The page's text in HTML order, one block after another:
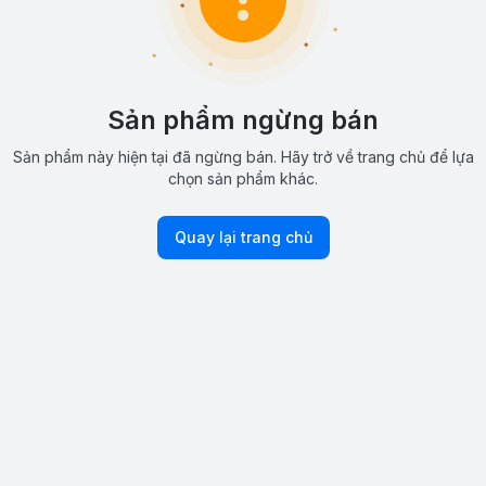
Sản phẩm ngừng bán
Sản phẩm này hiện tại đã ngừng bán. Hãy trở về trang chủ để lựa
chọn sản phẩm khác.
Quay lại trang chủ